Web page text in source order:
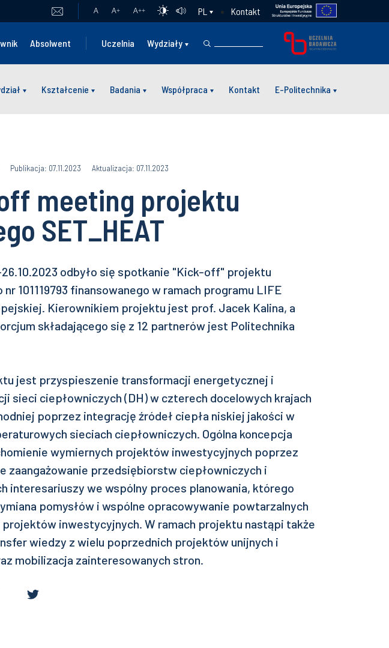
A A+ A++ PL Kontakt
Absolwent Uczelnia Wydziały
Kształcenie Badania Współpraca Kontakt E-Politechnika
Publikacja: 07.11.2023 Aktualizacja: 07.11.2023
meeting projektu
SET_HEAT
odbyło się spotkanie "Kick-off" projektu
nr 101119793 finansowanego w ramach programu LIFE
Kierownikiem projektu jest prof. Jacek Kalina, a
składającego się z 12 partnerów jest Politechnika
jest przyspieszenie transformacji energetycznej i
sieci ciepłowniczych (DH) w czterech docelowych krajach
poprzez integrację źródeł ciepła niskiej jakości w
sieciach ciepłowniczych. Ogólna koncepcja
wymiernych projektów inwestycyjnych poprzez
zaangażowanie przedsiębiorstw ciepłowniczych i
interesariuszy we wspólny proces planowania, którego
pomysłów i wspólne opracowywanie powtarzalnych
inwestycyjnych. W ramach projektu nastąpi także
wiedzy z wielu poprzednich projektów unijnych i
mobilizacja zainteresowanych stron.